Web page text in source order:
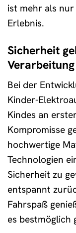
ist mehr als nur
Erlebnis.
Sicherheit
Bei der
Kinder-
Kindes an
Kompromisse
hochwertige
Technologien
Sicherheit zu
entspannt
Fahrspaß
es bestmöglich